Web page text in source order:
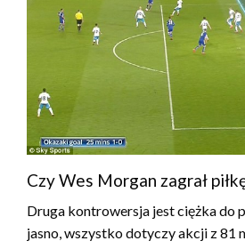
Czy Wes Morgan zagrał
Druga kontrowersja jest ciężka do
jasno, wszystko dotyczy akcji z 81